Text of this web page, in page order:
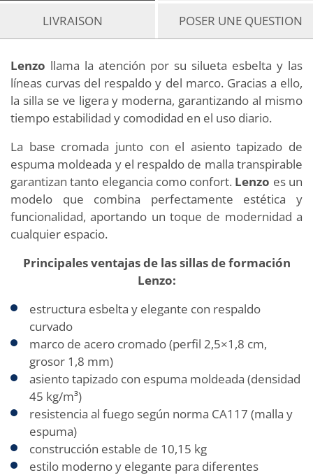
LIVRAISON POSER UNE QUESTION
Lenzo llama la atención por su silueta esbelta y las
líneas curvas del respaldo y del marco. Gracias a ello,
la silla se ve ligera y moderna, garantizando al mismo
tiempo estabilidad y comodidad en el uso diario.
La base cromada junto con el asiento tapizado de
espuma moldeada y el respaldo de malla transpirable
garantizan tanto elegancia como confort. Lenzo es un
modelo que combina perfectamente estética y
funcionalidad, aportando un toque de modernidad a
cualquier espacio.
Principales ventajas de las sillas de formación
Lenzo:
estructura esbelta y elegante con respaldo
curvado
marco de acero cromado (perfil 2,5×1,8 cm,
grosor 1,8 mm)
asiento tapizado con espuma moldeada (densidad
45 kg/m³)
resistencia al fuego según norma CA117 (malla y
espuma)
construcción estable de 10,15 kg
estilo moderno y elegante para diferentes